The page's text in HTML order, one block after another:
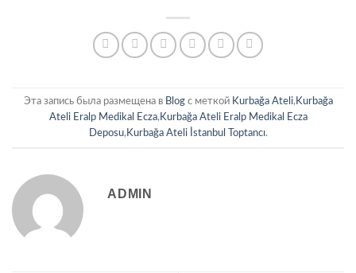
Эта запись была размещена в Blogс меткой Kurbağa Ateli,Kurbağa
Ateli Eralp Medikal Ecza,Kurbağa Ateli Eralp Medikal Ecza
Deposu,Kurbağa Ateli İstanbul Toptancı.
ADMIN